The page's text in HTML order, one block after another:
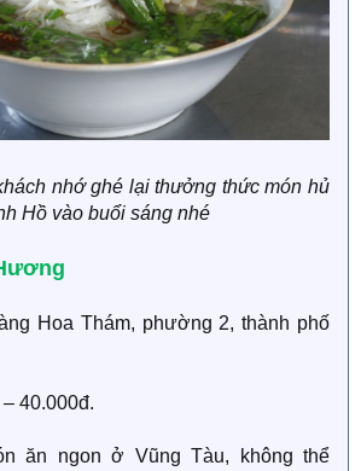
nhớ ghé lại thưởng thức món hủ
Hồ vào buổi sáng nhé
Hoa Thám, phường 2, thành phố
40.000đ.
ăn ngon ở Vũng Tàu, không thể